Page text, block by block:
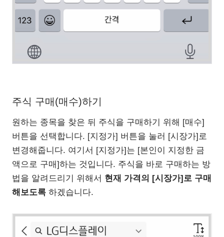
주식 구매(매수)하기
원하는 종목을 찾은 뒤 주식을 구매하기 위해 [매수]
버튼을 선택합니다. [지정가] 버튼을 눌러 [시장가]로
변경해줍니다. 여기서 [지정가]는 [본인이 지정한 금
액으로 구매]하는 것입니다. 주식을 바로 구매하는 방
법을 알려드리기 위해서 현재 가격의 [시장가]로 구매
해보도록 하겠습니다.